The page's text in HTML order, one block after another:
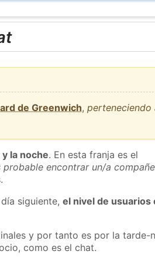
de Greenwich,perteneciendo
la noche. En esta franja es el
probable encontrar un/a
siguiente,el nivel de usuarios
y por tanto es por la tarde-
como es el chat.